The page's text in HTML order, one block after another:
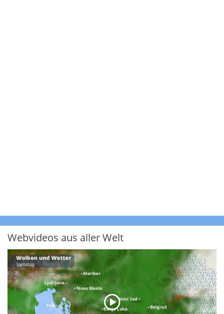
Webvideos aus aller Welt